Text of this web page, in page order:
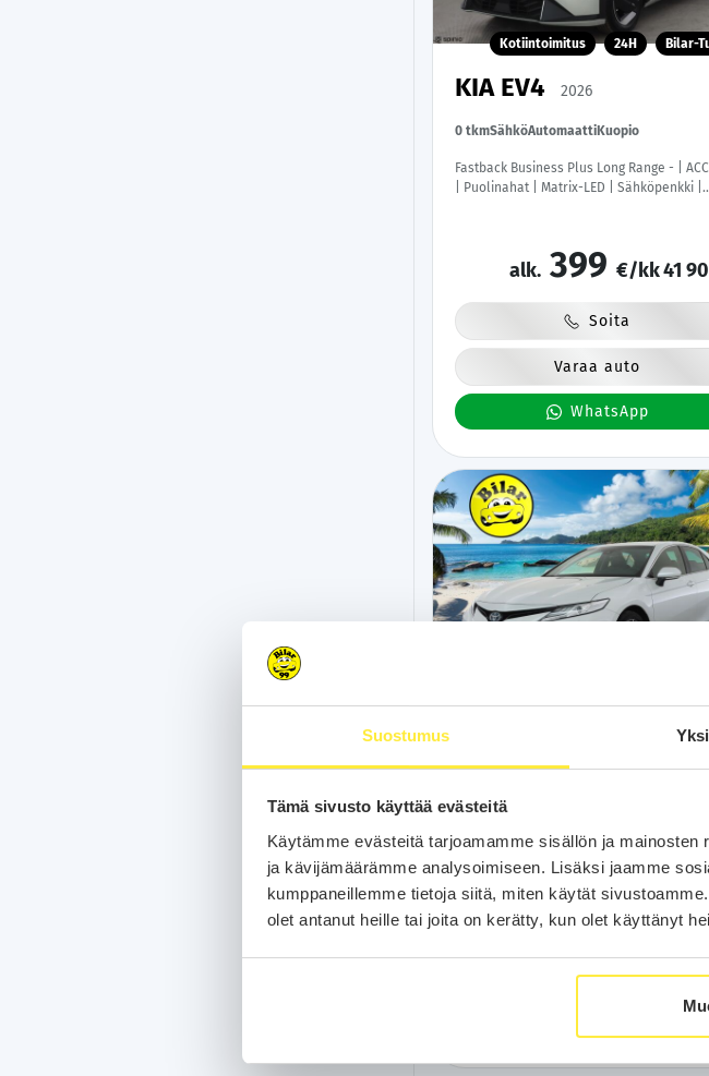
Suostumus
Tämä sivusto käyttää evästeitä
Käytämme evästeitä tarjoamamme sisällön ja
ja kävijämäärämme analysoimiseen. Lisäksi jaamme
kumppaneillemme tietoja siitä, miten käytät
olet antanut heille tai joita on kerätty, kun olet käyttänyt
Kotiintoimitus 24H Bilar-
KIA EV4 2026
0 tkmSähköAutomaattiKuopio
Fastback Business Plus Long Range - |
| Puolinahat | Matrix-LED | Sähköpenkki |
alk. 399 €/kk41
Soita
Varaa auto
WhatsApp
2023
53 tkmHybridiAutomaattiKuopio
2,5 Hybrid Premium - | ACC | LED |
Navi | Kaistavahti | Keyless |
Ratinlämmitys | Merkkihuollot |
alk. 349 €/kk36
Soita
Varaa auto